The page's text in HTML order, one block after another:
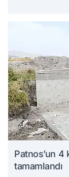
Patnos’un
tamamlandı